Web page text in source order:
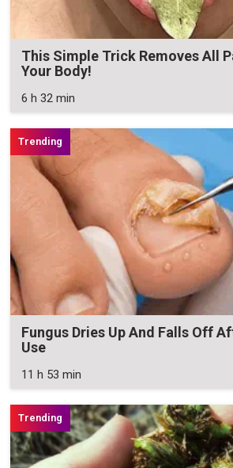
This Simple Trick Removes All
Your Body!
6 h 32 min
Fungus Dries Up And Falls Off
Use
11 h 53 min